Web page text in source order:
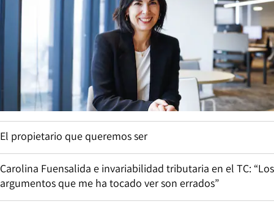
El propietario que queremos ser
Carolina Fuensalida e invariabilidad tributaria en el TC: “Los
argumentos que me ha tocado ver son errados”